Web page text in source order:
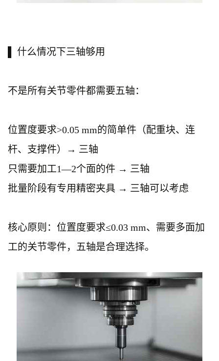
▌ 什么情况下三轴够用
不是所有关节零件都需要五轴：
位置度要求>0.05 mm的简单件（配重块、连
杆、支撑件）→ 三轴
只需要加工1—2个面的件 → 三轴
批量阶段有专用精密夹具 → 三轴可以考虑
核心原则：位置度要求≤0.03 mm、需要多面加
工的关节零件，五轴是合理选择。